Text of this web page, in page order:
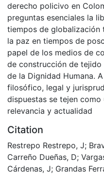
derecho policivo en
preguntas esenciales la
tiempos de globalización
la paz en tiempos de
papel de los medios de
de construcción de
de la Dignidad Humana.
filosófico, legal y
dispuestas se tejen
relevancia y actualidad
Citation
Restrepo Restrepo, J;
Carreño Dueñas, D;
Cárdenas, J; Grandas